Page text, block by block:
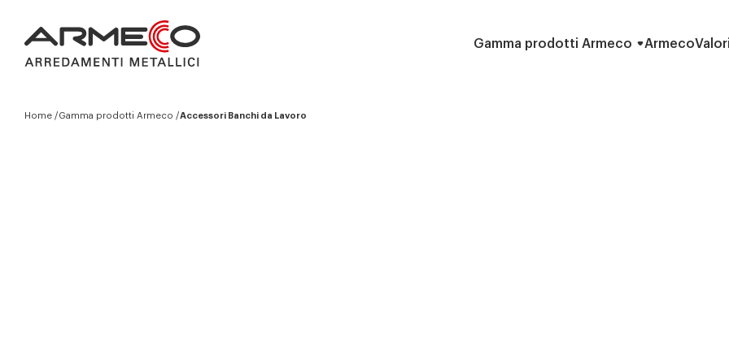
Gamma prodotti Armeco ArmecoValori
Home Gamma prodotti Armeco Accessori Banchi da Lavoro